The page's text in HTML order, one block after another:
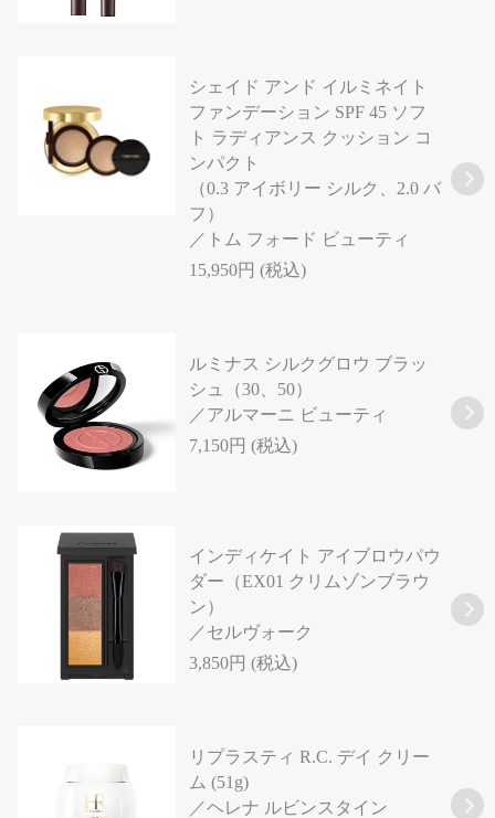
シェイド アンド イルミネイト
ファンデーション SPF 45 ソフ
ト ラディアンス クッション コ
ンパクト
（0.3 アイボリー シルク、2.0 バ
フ）
／トム フォード ビューティ
15,950円 (税込)
ルミナス シルクグロウ ブラッ
シュ（30、50）
／アルマーニ ビューティ
7,150円 (税込)
インディケイト アイブロウパウ
ダー（EX01 クリムゾンブラウ
ン）
／セルヴォーク
3,850円 (税込)
リプラスティ R.C. デイ クリー
ム (51g)
／ヘレナ ルビンスタイン